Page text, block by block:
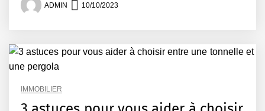
ADMIN 10/10/2023
IMMOBILIER